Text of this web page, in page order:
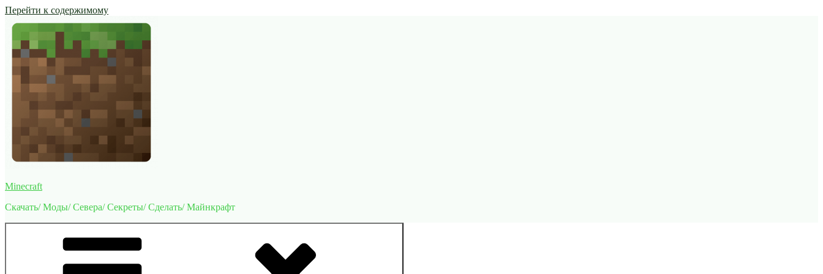
Перейти к содержимому
Minecraft
Скачать/ Моды/ Севера/ Секреты/ Сделать/ Майнкрафт